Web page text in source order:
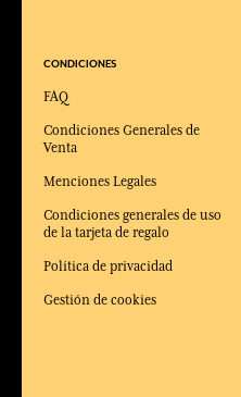
CONDICIONES
FAQ
Condiciones Generales de
Venta
Menciones Legales
Condiciones generales de uso
de la tarjeta de regalo
Política de privacidad
Gestión de cookies